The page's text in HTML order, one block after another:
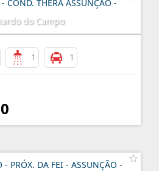
COND. THERA ASSUNÇÃO -
do Campo
1 1
- PRÓX. DA FEI - ASSUNÇÃO -